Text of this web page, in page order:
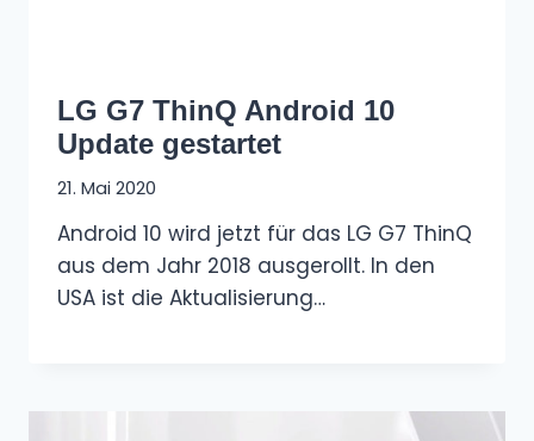
LG G7 ThinQ Android 10
Update gestartet
21. Mai 2020
Android 10 wird jetzt für das LG G7 ThinQ
aus dem Jahr 2018 ausgerollt. In den
USA ist die Aktualisierung…